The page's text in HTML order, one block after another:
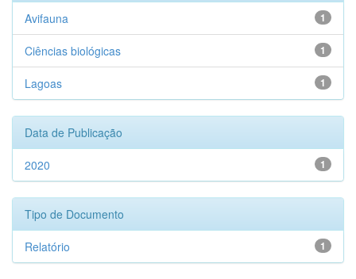
1
Avifauna
1
Ciências biológicas
1
Lagoas
Data de Publicação
1
2020
Tipo de Documento
1
Relatório